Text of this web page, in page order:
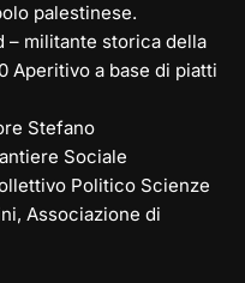
palestinese.
– militante storica della
Aperitivo a base di piatti
Stefano
Sociale
Politico Scienze
Associazione di